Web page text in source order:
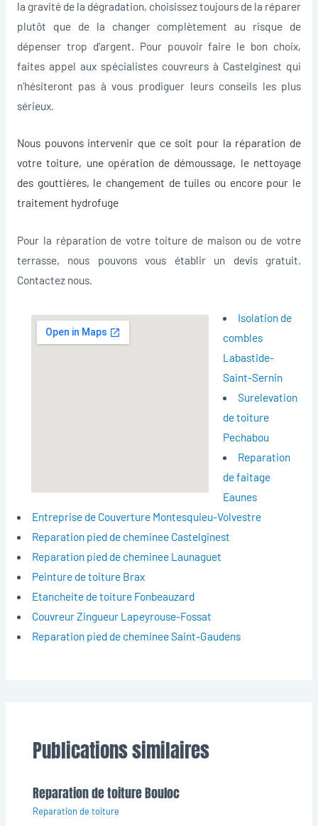
la gravité de la dégradation, choisissez toujours de la réparer
plutôt que de la changer complètement au risque de
dépenser trop d’argent. Pour pouvoir faire le bon choix,
faites appel aux spécialistes couvreurs à Castelginest qui
n’hésiteront pas à vous prodiguer leurs conseils les plus
sérieux.
Nous pouvons intervenir que ce soit pour la réparation de
votre toiture, une opération de démoussage, le nettoyage
des gouttières, le changement de tuiles ou encore pour le
traitement hydrofuge
Pour la réparation de votre toiture de maison ou de votre
terrasse, nous pouvons vous établir un devis gratuit.
Contactez nous.
Isolation de
combles
Labastide-
Saint-Sernin
Surelevation
de toiture
Pechabou
Reparation
de faitage
Eaunes
Entreprise de Couverture Montesquieu-Volvestre
Reparation pied de cheminee Castelginest
Reparation pied de cheminee Launaguet
Peinture de toiture Brax
Etancheite de toiture Fonbeauzard
Couvreur Zingueur Lapeyrouse-Fossat
Reparation pied de cheminee Saint-Gaudens
Publications similaires
Reparation de toiture Bouloc
Reparation de toiture